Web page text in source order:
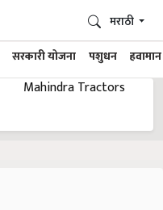
सरकारी योजना पशुधन हवामान
मराठी